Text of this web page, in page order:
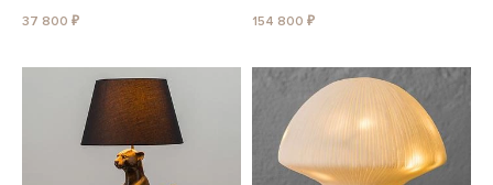
37 800 ₽
154 800 ₽